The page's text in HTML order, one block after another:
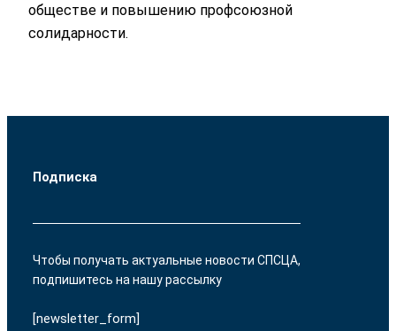
обществе и повышению профсоюзной
солидарности.
Подписка
Чтобы получать актуальные новости СПСЦА,
подпишитесь на нашу рассылку
[newsletter_form]